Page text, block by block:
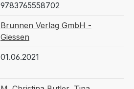
9783765558702
Brunnen Verlag GmbH -
Giessen
01.06.2021